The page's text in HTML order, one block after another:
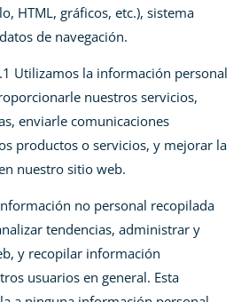
HTML, gráficos, etc.), sistema
de navegación.
Utilizamos la información personal
nuestros servicios,
enviarle comunicaciones
productos o servicios, y mejorar la
nuestro sitio web.
no personal recopilada
tendencias, administrar y
y recopilar información
usuarios en general. Esta